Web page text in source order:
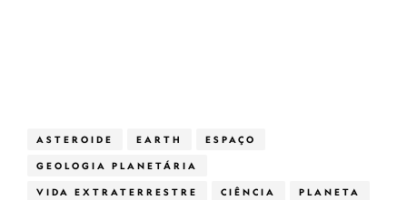
ASTEROIDE EARTH ESPAÇO
GEOLOGIA PLANETÁRIA
VIDA EXTRATERRESTRE CIÊNCIA PLANETA